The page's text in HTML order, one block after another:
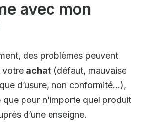
avec mon
des problèmes peuvent
votre achat (défaut, mauvaise
d’usure, non conformité…),
que pour n’importe quel produit
d’une enseigne.